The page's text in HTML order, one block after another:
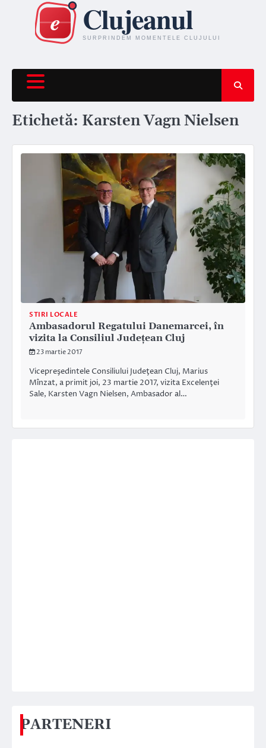
content
Etichetă: Karsten Vagn Nielsen
STIRI LOCALE
Ambasadorul Regatului Danemarcei, în
vizita la Consiliul Judeţean Cluj
23 martie 2017
Vicepreşedintele Consiliului Judeţean Cluj, Marius
Mînzat, a primit joi, 23 martie 2017, vizita Excelenţei
Sale, Karsten Vagn Nielsen, Ambasador al…
PARTENERI